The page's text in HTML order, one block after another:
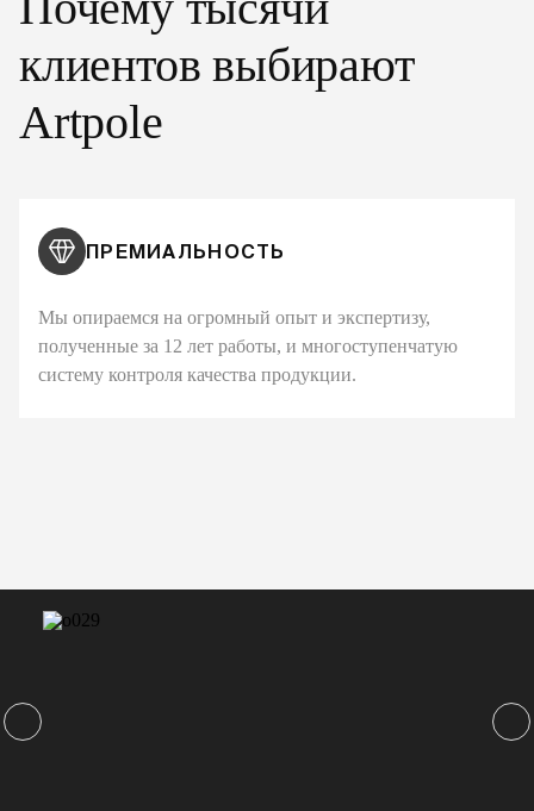
клиентов выбирают
Artpole
ПРЕМИАЛЬНОСТЬ
Мы опираемся на огромный опыт и экспертизу,
полученные за 12 лет работы, и многоступенчатую
систему контроля качества продукции.